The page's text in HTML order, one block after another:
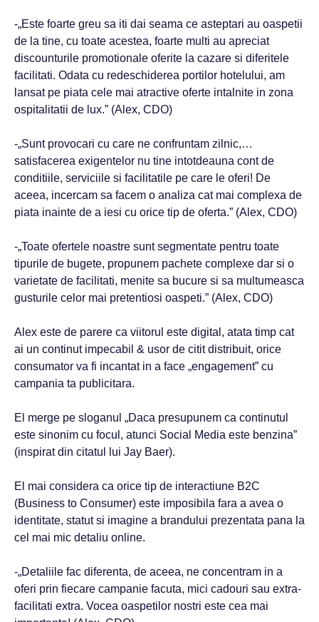
-„Este foarte greu sa iti dai seama ce asteptari au oaspetii
de la tine, cu toate acestea, foarte multi au apreciat
discounturile promotionale oferite la cazare si diferitele
facilitati. Odata cu redeschiderea portilor hotelului, am
lansat pe piata cele mai atractive oferte intalnite in zona
ospitalitatii de lux.” (Alex, CDO)
-„Sunt provocari cu care ne confruntam zilnic,…
satisfacerea exigentelor nu tine intotdeauna cont de
conditiile, serviciile si facilitatile pe care le oferi! De
aceea, incercam sa facem o analiza cat mai complexa de
piata inainte de a iesi cu orice tip de oferta.” (Alex, CDO)
-„Toate ofertele noastre sunt segmentate pentru toate
tipurile de bugete, propunem pachete complexe dar si o
varietate de facilitati, menite sa bucure si sa multumeasca
gusturile celor mai pretentiosi oaspeti.” (Alex, CDO)
Alex este de parere ca viitorul este digital, atata timp cat
ai un continut impecabil & usor de citit distribuit, orice
consumator va fi incantat in a face „engagement” cu
campania ta publicitara.
El merge pe sloganul „Daca presupunem ca continutul
este sinonim cu focul, atunci Social Media este benzina”
(inspirat din citatul lui Jay Baer).
El mai considera ca orice tip de interactiune B2C
(Business to Consumer) este imposibila fara a avea o
identitate, statut si imagine a brandului prezentata pana la
cel mai mic detaliu online.
-„Detaliile fac diferenta, de aceea, ne concentram in a
oferi prin fiecare campanie facuta, mici cadouri sau extra-
facilitati extra. Vocea oaspetilor nostri este cea mai